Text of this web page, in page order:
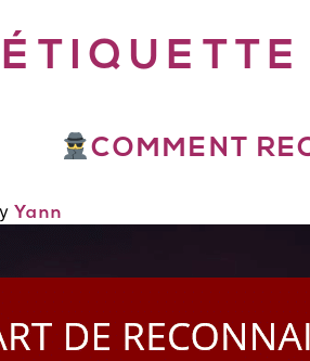
ÉTIQUETTE
COMMENT
Yann